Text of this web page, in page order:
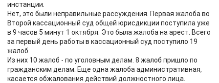
инстанции.
Нет, это были неправильные рассуждения. Первая жалоба во
Второй кассационный суд общей юрисдикции поступила уже
в 9 часов 5 минут 1 октября. Это была жалоба на арест. Всего
за первый день работы в кассационный суд поступило 19
жалоб.
Из них 10 жалоб - по уголовным делам. 8 жалоб пришло по
гражданским делам. Еще одна жалоба административная,
касается обжалования действий должностного лица.